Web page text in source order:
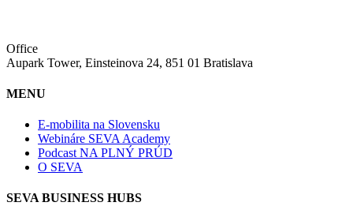
Office
Aupark Tower, Einsteinova 24, 851 01 Bratislava
MENU
E-mobilita na Slovensku
Webináre SEVA Academy
Podcast NA PLNÝ PRÚD
O SEVA
SEVA BUSINESS HUBS